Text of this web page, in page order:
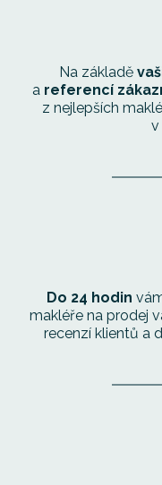
Na základě
a referencí
z nejlepších
v
Do 24 hodin
makléře na prodej
recenzí klientů a